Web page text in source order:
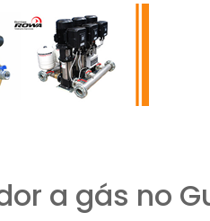
a gás no